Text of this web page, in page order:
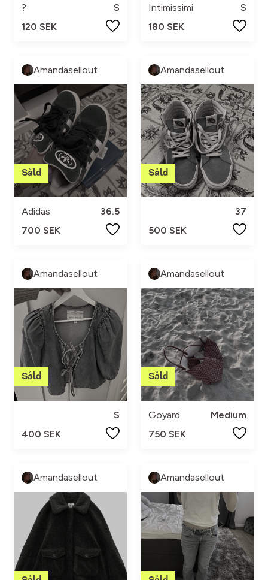
?
S
120 SEK
Intimissimi
S
180 SEK
Amandasellout
Adidas
36.5
700 SEK
Amandasellout
37
500 SEK
Amandasellout
S
400 SEK
Amandasellout
Goyard
Medium
750 SEK
Amandasellout Amandasellout